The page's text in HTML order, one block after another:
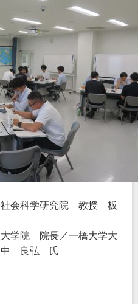
社会科学研究院 教授 板
大学院 院長／一橋大学大
中 良弘 氏